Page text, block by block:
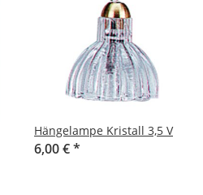
Hängelampe Kristall 3,5 V
6,00 €*